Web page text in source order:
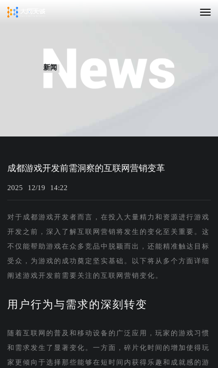
新闻
成都游戏开发前需洞察的互联网营销变革
2025 12/19 14:22
对于成都游戏开发者而言，在投入大量精力和资源进行游戏
开发之前，深入了解互联网营销将发生的变化至关重要。这
不仅能帮助游戏在众多竞品中脱颖而出，还能精准触达目标
受众，为游戏的成功奠定坚实基础。以下将从多个方面详细
阐述游戏开发前需要关注的互联网营销变化。
用户行为与需求的深刻转变
随着互联网的普及和移动设备的广泛应用，玩家的游戏习惯
和需求发生了显著变化。一方面，碎片化时间的增加使得玩
家更倾向于选择那些能够在短时间内获得乐趣和成就感的游